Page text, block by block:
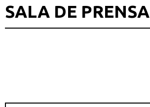
SALA DE PRENSA